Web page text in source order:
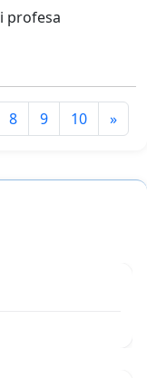
profesa
8 9 10 »